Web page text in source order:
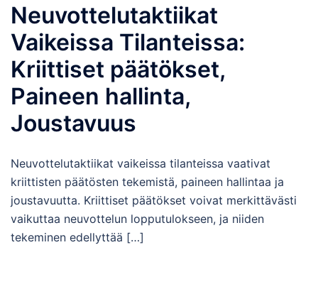
Neuvottelutaktiikat
Vaikeissa Tilanteissa:
Kriittiset päätökset,
Paineen hallinta,
Joustavuus
Neuvottelutaktiikat vaikeissa tilanteissa vaativat
kriittisten päätösten tekemistä, paineen hallintaa ja
joustavuutta. Kriittiset päätökset voivat merkittävästi
vaikuttaa neuvottelun lopputulokseen, ja niiden
tekeminen edellyttää […]